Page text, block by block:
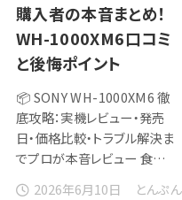
購入者の本音まとめ！
WH-1000XM6口コミ
と後悔ポイント
📦 SONY WH-1000XM6 徹
底攻略：実機レビュー・発売
日・価格比較・トラブル解決ま
でプロが本音レビュー 食…
2026年6月10日
とんぷん